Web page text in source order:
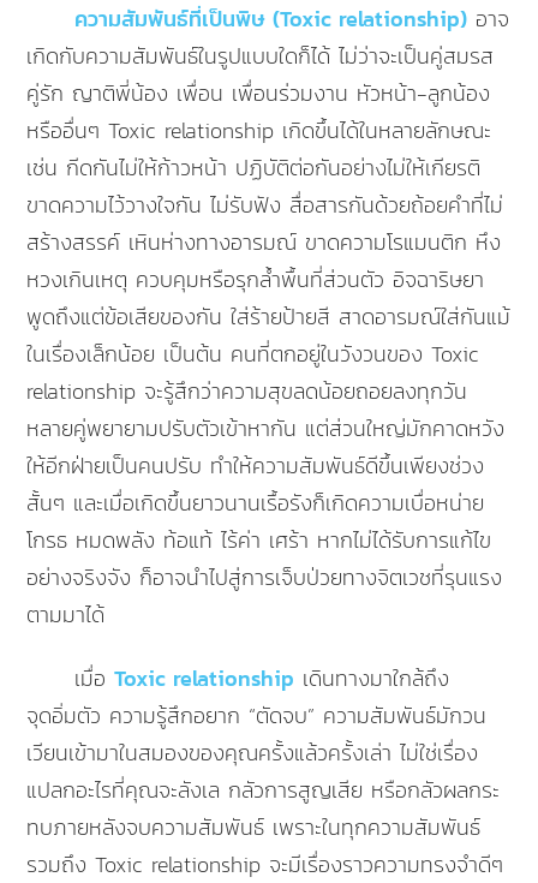
ความสัมพันธ์ที่เป็นพิษ (Toxic relationship) อาจ
เกิดกับความสัมพันธ์ในรูปแบบใดก็ได้ ไม่ว่าจะเป็นคู่สมรส
คู่รัก ญาติพี่น้อง เพื่อน เพื่อนร่วมงาน หัวหน้า-ลูกน้อง
หรืออื่นๆ Toxic relationship เกิดขึ้นได้ในหลายลักษณะ
เช่น กีดกันไม่ให้ก้าวหน้า ปฏิบัติต่อกันอย่างไม่ให้เกียรติ
ขาดความไว้วางใจกัน ไม่รับฟัง สื่อสารกันด้วยถ้อยคำที่ไม่
สร้างสรรค์ เหินห่างทางอารมณ์ ขาดความโรแมนติก หึง
หวงเกินเหตุ ควบคุมหรือรุกล้ำพื้นที่ส่วนตัว อิจฉาริษยา
พูดถึงแต่ข้อเสียของกัน ใส่ร้ายป้ายสี สาดอารมณ์ใส่กันแม้
ในเรื่องเล็กน้อย เป็นต้น คนที่ตกอยู่ในวังวนของ Toxic
relationship จะรู้สึกว่าความสุขลดน้อยถอยลงทุกวัน
หลายคู่พยายามปรับตัวเข้าหากัน แต่ส่วนใหญ่มักคาดหวัง
ให้อีกฝ่ายเป็นคนปรับ ทำให้ความสัมพันธ์ดีขึ้นเพียงช่วง
สั้นๆ และเมื่อเกิดขึ้นยาวนานเรื้อรังก็เกิดความเบื่อหน่าย
โกรธ หมดพลัง ท้อแท้ ไร้ค่า เศร้า หากไม่ได้รับการแก้ไข
อย่างจริงจัง ก็อาจนำไปสู่การเจ็บป่วยทางจิตเวชที่รุนแรง
ตามมาได้
เมื่อToxic relationship เดินทางมาใกล้ถึง
จุดอิ่มตัว ความรู้สึกอยาก “ตัดจบ” ความสัมพันธ์มักวน
เวียนเข้ามาในสมองของคุณครั้งแล้วครั้งเล่า ไม่ใช่เรื่อง
แปลกอะไรที่คุณจะลังเล กลัวการสูญเสีย หรือกลัวผลกระ
ทบภายหลังจบความสัมพันธ์ เพราะในทุกความสัมพันธ์
รวมถึง Toxic relationship จะมีเรื่องราวความทรงจำดีๆ